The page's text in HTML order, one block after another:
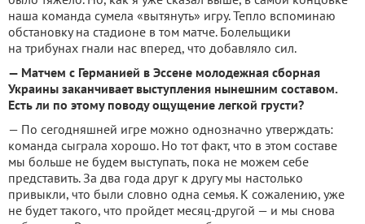
наша команда сумела «вытянуть» игру. Тепло вспоминаю
обстановку на стадионе в том матче. Болельщики
на трибунах гнали нас вперед, что добавляло сил.
— Матчем с Германией в Эссене молодежная сборная
Украины заканчивает выступления нынешним составом.
Есть ли по этому поводу ощущение легкой грусти?
— По сегодняшней игре можно однозначно утверждать:
команда сыграла хорошо. Но тот факт, что в этом составе
мы больше не будем выступать, пока не можем себе
представить. За два года друг к другу мы настолько
привыкли, что были словно одна семья. К сожалению, уже
не будет такого, что пройдет месяц-другой — и мы снова